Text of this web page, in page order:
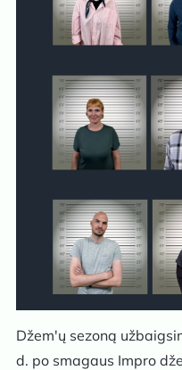
Džem'ų sezoną
d. po smagaus Impro